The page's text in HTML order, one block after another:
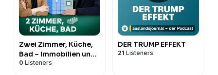
Zwei Zimmer, Küche,
Bad – Immobilien und
Wohntrends
0 Listeners
DER TRUMP EFFEKT
21 Listeners